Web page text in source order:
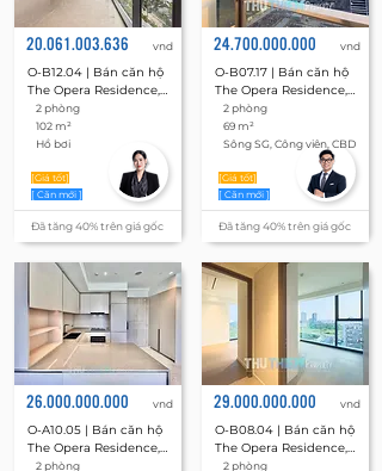
20.061.003.636 vnd
O-B12.04 | Bán căn hộ
The Opera Residence,
Metropole Thủ Thiêm
2 phòng 102 m²
2 phòng
102 m²
Hồ bơi
[Giá tốt]
[ Căn mới ]
Đã tăng 40% trên giá gốc
26.000.000.000 vnd
O-A10.05 | Bán căn hộ
The Opera Residence,
Metropole Thủ Thiêm
2 phòng
24.700.000.000 vnd
O-B07.17 | Bán căn hộ
The Opera Residence,
Metropole Thủ Thiêm
2 phòng 69 m²
2 phòng
69 m²
Sông SG, Công viên, CBD
[Giá tốt]
[ Căn mới ]
Đã tăng 40% trên giá gốc
29.000.000.000 vnd
O-B08.04 | Bán căn hộ
The Opera Residence,
Metropole Thủ Thiêm
2 phòng